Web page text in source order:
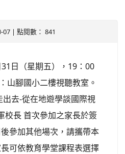
07 | 點閱數： 841
日（星期五），19：00
山腳國小二樓視聽教室。
去-從在地遊學談國際視
校長 首次參加之家長於簽
參加其他場次，請攜帶本
可依教育學堂課程表選擇